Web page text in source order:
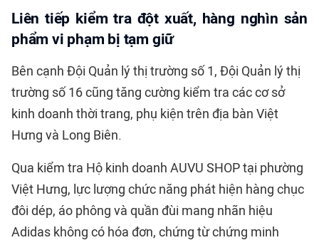
Liên tiếp kiểm tra đột xuất, hàng nghìn sản
phẩm vi phạm bị tạm giữ
Bên cạnh Đội Quản lý thị trường số 1, Đội Quản lý thị
trường số 16 cũng tăng cường kiểm tra các cơ sở
kinh doanh thời trang, phụ kiện trên địa bàn Việt
Hưng và Long Biên.
Qua kiểm tra Hộ kinh doanh AUVU SHOP tại phường
Việt Hưng, lực lượng chức năng phát hiện hàng chục
đôi dép, áo phông và quần đùi mang nhãn hiệu
Adidas không có hóa đơn, chứng từ chứng minh